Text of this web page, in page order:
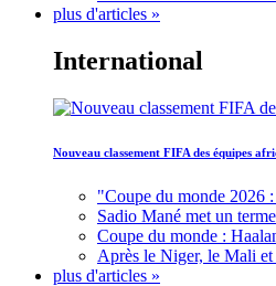
plus d'articles »
International
Nouveau classement FIFA des équipes
"Coupe du monde 2026
Sadio Mané met un
Coupe du monde :
Après le Niger, le Mali
plus d'articles »